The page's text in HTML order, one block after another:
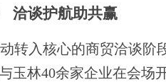
洽谈护航助共赢
转入核心的商贸洽谈阶
玉林40余家企业在会场